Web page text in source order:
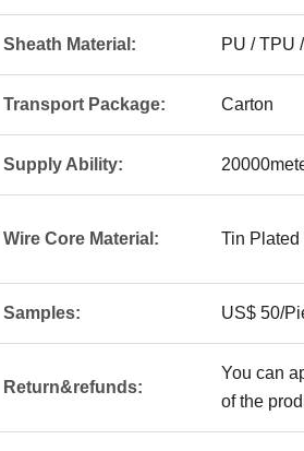
Sheath Material: PU / TPU
Transport Package: Carton
Supply Ability:
Wire Core Material: Tin
Samples: US$ 50/
Return&refunds:
You can
of the